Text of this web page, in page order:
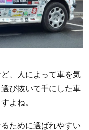
、人によって車を気
び抜いて手にした車
よね。
ために選ばれやすい